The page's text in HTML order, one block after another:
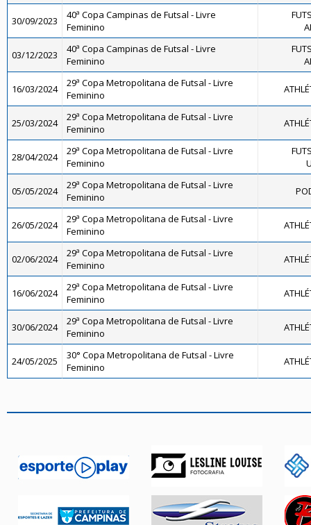
30/09/2023
40ª Copa Campinas de Futsal - Livre
Feminino
03/12/2023
40ª Copa Campinas de Futsal - Livre
Feminino
16/03/2024
29ª Copa Metropolitana de Futsal - Livre
Feminino
25/03/2024
29ª Copa Metropolitana de Futsal - Livre
Feminino
28/04/2024
29ª Copa Metropolitana de Futsal - Livre
Feminino
05/05/2024
29ª Copa Metropolitana de Futsal - Livre
Feminino
26/05/2024
29ª Copa Metropolitana de Futsal - Livre
Feminino
02/06/2024
29ª Copa Metropolitana de Futsal - Livre
Feminino
16/06/2024
29ª Copa Metropolitana de Futsal - Livre
Feminino
30/06/2024
29ª Copa Metropolitana de Futsal - Livre
Feminino
24/05/2025
30° Copa Metropolitana de Futsal - Livre
Feminino